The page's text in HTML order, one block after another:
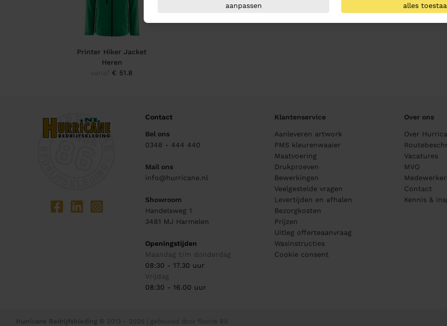
Printer Hiker Jacket
Heren
€ 51.8
Contact
Bel ons
0348 - 444 440
Mail ons
info@hurricane.nl
Showroom
Handelsweg 1
3481 MJ Harmelen
Openingstijden
Maandag t/m donderdag
08:30 - 17.30 uur
Vrijdag
08:30 - 16.00 uur
Klantenservice
Aanleveren artwork
PMS kleurenwaaier
Maatvoering
Drukproeven
Bewerkingen
Veelgestelde vragen
Levertijden en afhalen
Bezorgkosten
Prijzen
Uitleg offerteaanvraag
Wasinstructies
Cookie consent
Over ons
Over
Vacatures
MVO
Contact
Kennis &
Hurricane Bedrijfskleding © 2013 - 2026 | gebouwd door flooris B.V.
aanpassen alles